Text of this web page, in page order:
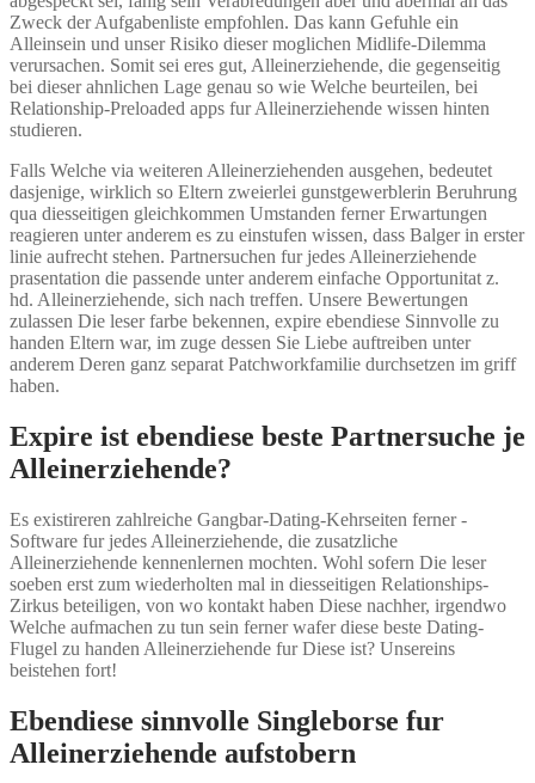
Zweck der Aufgabenliste empfohlen. Das kann Gefuhle ein
Alleinsein und unser Risiko dieser moglichen Midlife-Dilemma
verursachen. Somit sei eres gut, Alleinerziehende, die gegenseitig
bei dieser ahnlichen Lage genau so wie Welche beurteilen, bei
Relationship-Preloaded apps fur Alleinerziehende wissen hinten
studieren.
Falls Welche via weiteren Alleinerziehenden ausgehen, bedeutet
dasjenige, wirklich so Eltern zweierlei gunstgewerblerin Beruhrung
qua diesseitigen gleichkommen Umstanden ferner Erwartungen
reagieren unter anderem es zu einstufen wissen, dass Balger in erster
linie aufrecht stehen. Partnersuchen fur jedes Alleinerziehende
prasentation die passende unter anderem einfache Opportunitat z.
hd. Alleinerziehende, sich nach treffen. Unsere Bewertungen
zulassen Die leser farbe bekennen, expire ebendiese Sinnvolle zu
handen Eltern war, im zuge dessen Sie Liebe auftreiben unter
anderem Deren ganz separat Patchworkfamilie durchsetzen im griff
haben.
Expire ist ebendiese beste Partnersuche je
Alleinerziehende?
Es existireren zahlreiche Gangbar-Dating-Kehrseiten ferner -
Software fur jedes Alleinerziehende, die zusatzliche
Alleinerziehende kennenlernen mochten. Wohl sofern Die leser
soeben erst zum wiederholten mal in diesseitigen Relationships-
Zirkus beteiligen, von wo kontakt haben Diese nachher, irgendwo
Welche aufmachen zu tun sein ferner wafer diese beste Dating-
Flugel zu handen Alleinerziehende fur Diese ist? Unsereins
beistehen fort!
Ebendiese sinnvolle Singleborse fur
Alleinerziehende aufstobern